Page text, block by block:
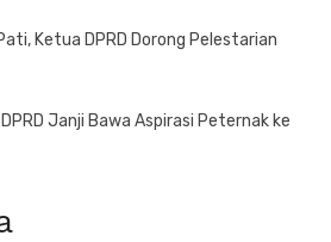
Ketua DPRD Dorong Pelestarian
Janji Bawa Aspirasi Peternak ke